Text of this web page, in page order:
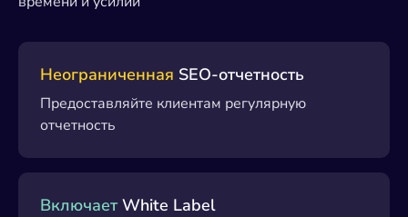
Неограниченная SEO-отчетность
Предоставляйте клиентам регулярную
отчетность
Включает White Label